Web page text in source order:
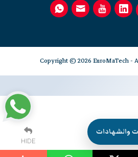
Copyright © 2026 EuroMaTech -
HIDE
والشهادات